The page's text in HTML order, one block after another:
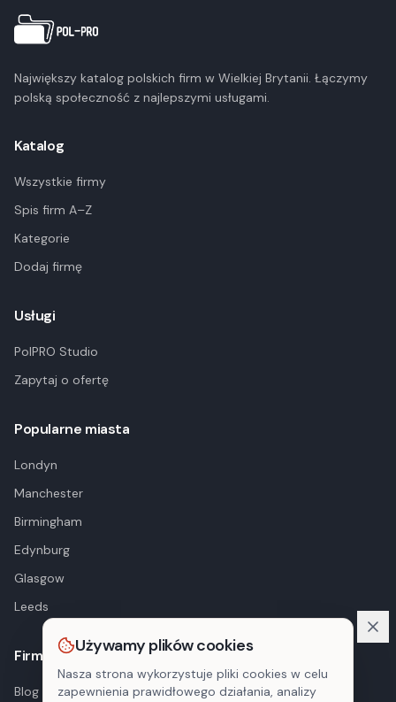
Największy katalog polskich firm w Wielkiej Brytanii. Łączymy
polską społeczność z najlepszymi usługami.
Katalog
Wszystkie firmy
Spis firm A–Z
Kategorie
Dodaj firmę
Usługi
PolPRO Studio
Zapytaj o ofertę
Popularne miasta
Londyn
Manchester
Birmingham
Edynburg
Glasgow
Leeds
Firma
Blog
Używamy plików cookies
Nasza strona wykorzystuje pliki cookies w celu
zapewnienia prawidłowego działania, analizy